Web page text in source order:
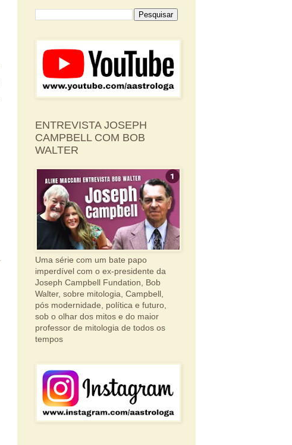
ENTREVISTA JOSEPH
CAMPBELL COM BOB
WALTER
Uma série com um bate papo
imperdível com o ex-presidente da
Joseph Campbell Fundation, Bob
Walter, sobre mitologia, Campbell,
pós modernidade, política e futuro,
sob o olhar dos mitos e do maior
professor de mitologia de todos os
tempos